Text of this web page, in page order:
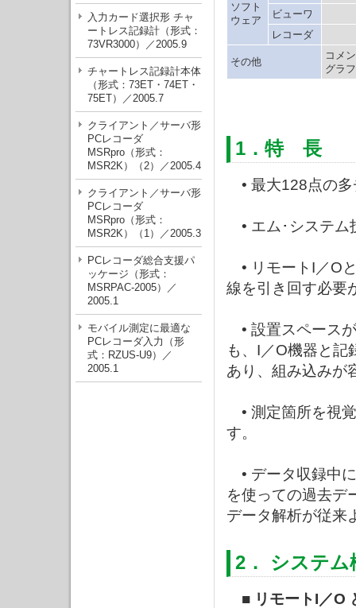
入力カード選択形 チャ
ートレス記録計（形式：
73VR3000）／2005.9
チャートレス記録計本体
（形式：73ET・74ET・
75ET）／2005.7
クライアント／サーバ形
PCレコーダ
MSRpro（形式：
MSR2K）（2）／2005.4
クライアント／サーバ形
PCレコーダ
MSRpro（形式：
MSR2K）（1）／2005.3
PCレコーダ総合支援パ
ッケージ（形式：
MSRPAC-2005）／
2005.1
モバイル測定に最適な
PCレコーダ入力（形
式：RZUS-U9）／
2005.1
ソフト
ウェア
ビューワ
レコーダ
その他
コメ
グラ
1．特 長
• 最大128点の多
• エム･システム
• リモートI／O
線を引き回す必要
• 設置スペース
も、I／O機器と記
あり、組み込みが
• 測定箇所を視
す。
• データ収録中
を使っての過去デ
データ解析が従来
2． システム
■ リモートI／O